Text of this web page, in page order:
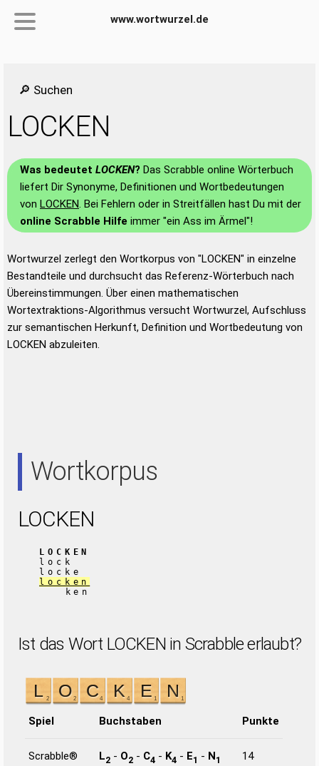
www.wortwurzel.de
🔎 Suchen
LOCKEN
Was bedeutet LOCKEN? Das Scrabble online Wörterbuch
liefert Dir Synonyme, Definitionen und Wortbedeutungen
von LOCKEN. Bei Fehlern oder in Streitfällen hast Du mit der
online Scrabble Hilfe immer "ein Ass im Ärmel"!
Wortwurzel zerlegt den Wortkorpus von "LOCKEN" in einzelne
Bestandteile und durchsucht das Referenz-Wörterbuch nach
Übereinstimmungen. Über einen mathematischen
Wortextraktions-Algorithmus versucht Wortwurzel, Aufschluss
zur semantischen Herkunft, Definition und Wortbedeutung von
LOCKEN abzuleiten.
Wortkorpus
LOCKEN
LOCKEN
lock
locke
locken
ken
Ist das Wort LOCKEN in Scrabble erlaubt?
Spiel Buchstaben Punkte
Scrabble® L2 - O2 - C4 - K4 - E1 - N1 14